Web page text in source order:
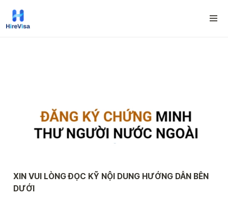
XIN VUI LÒNG ĐỌC KỸ NỘI DUNG HƯỚNG DẪN BÊN
DƯỚI